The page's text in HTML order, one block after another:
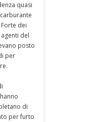
quasi
dei
del
posto
per
di
per furto